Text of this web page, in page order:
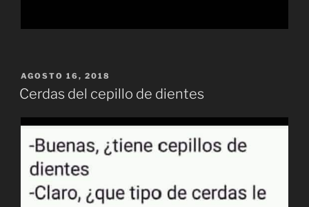
PUBLICADO
EL
AGOSTO 16, 2018
Cerdas del cepillo de dientes